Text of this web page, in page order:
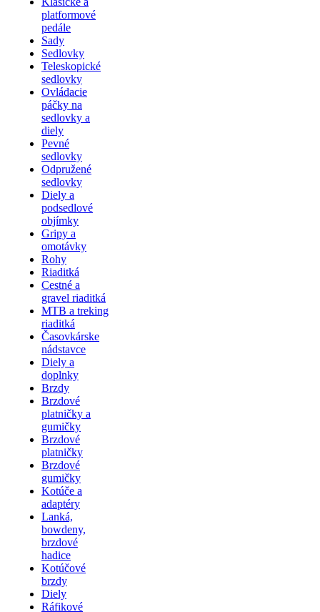
platformové
pedále
Sady
Sedlovky
Teleskopické
sedlovky
Ovládacie
páčky na
sedlovky a
diely
Pevné
sedlovky
Odpružené
sedlovky
Diely a
podsedlové
objímky
Gripy a
omotávky
Rohy
Riaditká
Cestné a
gravel riaditká
MTB a treking
riaditká
Časovkárske
nádstavce
Diely a
doplnky
Brzdy
Brzdové
platničky a
gumičky
Brzdové
platničky
Brzdové
gumičky
Kotúče a
adaptéry
Lanká,
bowdeny,
brzdové
hadice
Kotúčové
brzdy
Diely
Ráfikové